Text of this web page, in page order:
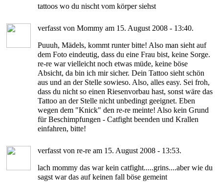
tattoos wo du nischt vom körper siehst
verfasst von Mommy am 15. August 2008 - 13:40.
Puuuh, Mädels, kommt runter bitte! Also man sieht auf
dem Foto eindeutig, dass du eine Frau bist, keine Sorge.
re-re war vielleicht noch etwas müde, keine böse
Absicht, da bin ich mir sicher. Dein Tattoo sieht schön
aus und an der Stelle sowieso. Also, alles easy. Sei froh,
dass du nicht so einen Riesenvorbau hast, sonst wäre das
Tattoo an der Stelle nicht unbedingt geeignet. Eben
wegen dem "Knick" den re-re meinte! Also kein Grund
für Beschimpfungen - Catfight beenden und Krallen
einfahren, bitte!
verfasst von re-re am 15. August 2008 - 13:53.
lach mommy das war kein catfight.....grins....aber wie du
sagst war das auf keinen fall böse gemeint